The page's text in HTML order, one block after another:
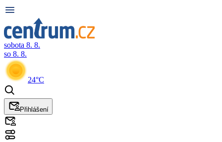
sobota 8. 8.
so 8. 8.
24°C
Přihlášení